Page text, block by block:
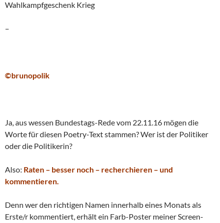
Wahlkampfgeschenk Krieg
–
©brunopolik
Ja, aus wessen Bundestags-Rede vom 22.11.16 mögen die
Worte für diesen Poetry-Text stammen? Wer ist der Politiker
oder die Politikerin?
Also: Raten – besser noch – recherchieren – und
kommentieren.
Denn wer den richtigen Namen innerhalb eines Monats als
Erste/r kommentiert, erhält ein Farb-Poster meiner Screen-